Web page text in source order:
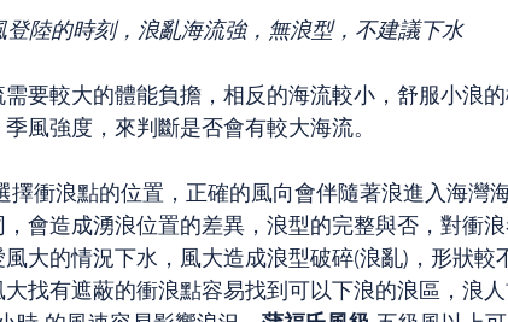
登陸的時刻，浪亂海流強，無浪型，不建議下水
需要較大的體能負擔，相反的海流較小，舒服小浪
風強度，來判斷是否會有較大海流。
擇衝浪點的位置，正確的風向會伴隨著浪進入海灣
會造成湧浪位置的差異，浪型的完整與否，對衝
大的情況下水，風大造成浪型破碎(浪亂)，形狀較
找有遮蔽的衝浪點容易找到可以下浪的浪區，浪